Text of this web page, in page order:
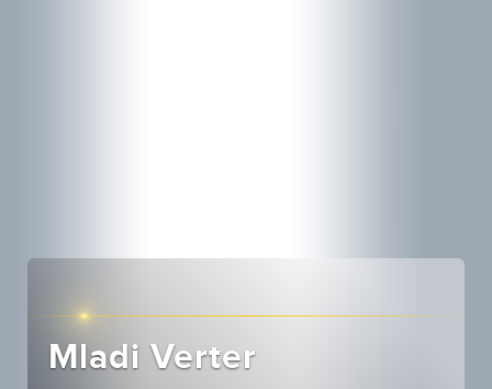
Mladi Verter